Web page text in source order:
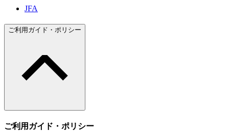
JFA
ご利用ガイド・ポリシー
ご利用ガイド・ポリシー